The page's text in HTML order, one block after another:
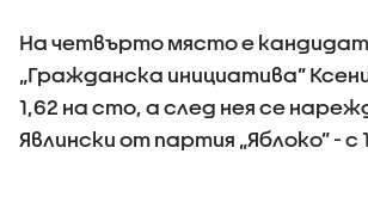
На четвърто място е
„Гражданска инициатива”
1,62 на сто, а след нея се
Явлински от партия „Яблоко” - с